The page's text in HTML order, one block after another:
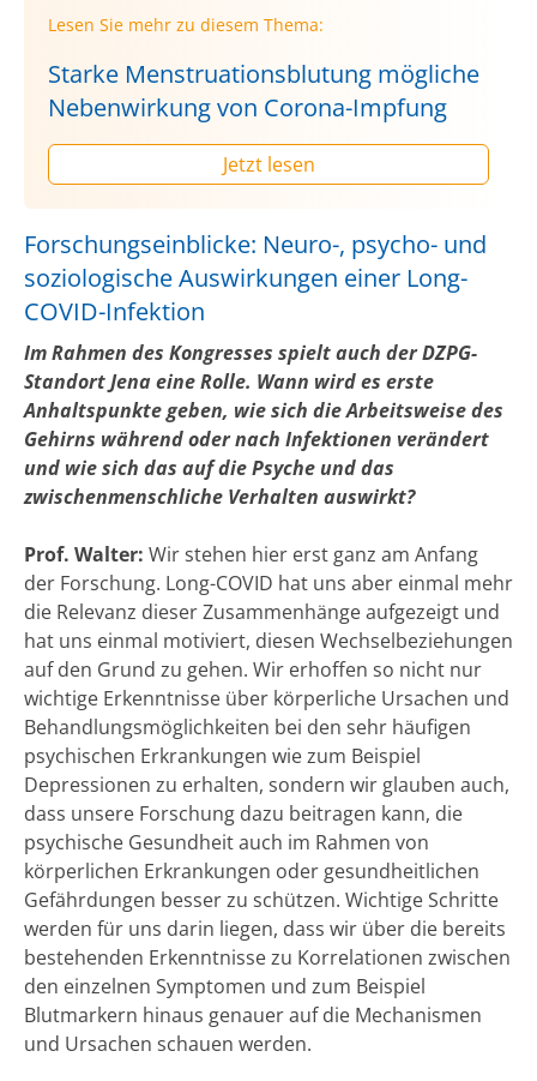
Lesen Sie mehr zu diesem Thema:
Starke Menstruationsblutung mögliche
Nebenwirkung von Corona-Impfung
Jetzt lesen
Forschungseinblicke: Neuro-, psycho- und
soziologische Auswirkungen einer Long-
COVID-Infektion
Im Rahmen des Kongresses spielt auch der DZPG-
Standort Jena eine Rolle. Wann wird es erste
Anhaltspunkte geben, wie sich die Arbeitsweise des
Gehirns während oder nach Infektionen verändert
und wie sich das auf die Psyche und das
zwischenmenschliche Verhalten auswirkt?
Prof. Walter: Wir stehen hier erst ganz am Anfang
der Forschung. Long-COVID hat uns aber einmal mehr
die Relevanz dieser Zusammenhänge aufgezeigt und
hat uns einmal motiviert, diesen Wechselbeziehungen
auf den Grund zu gehen. Wir erhoffen so nicht nur
wichtige Erkenntnisse über körperliche Ursachen und
Behandlungsmöglichkeiten bei den sehr häufigen
psychischen Erkrankungen wie zum Beispiel
Depressionen zu erhalten, sondern wir glauben auch,
dass unsere Forschung dazu beitragen kann, die
psychische Gesundheit auch im Rahmen von
körperlichen Erkrankungen oder gesundheitlichen
Gefährdungen besser zu schützen. Wichtige Schritte
werden für uns darin liegen, dass wir über die bereits
bestehenden Erkenntnisse zu Korrelationen zwischen
den einzelnen Symptomen und zum Beispiel
Blutmarkern hinaus genauer auf die Mechanismen
und Ursachen schauen werden.